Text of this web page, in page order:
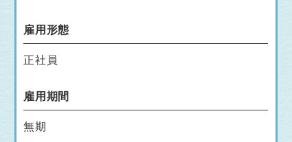
雇用形態
正社員
雇用期間
無期